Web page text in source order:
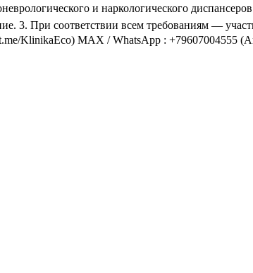
и наркологического
3. При соответствии всем требованиям —
(t.me/KlinikaEco) MAX / WhatsApp : +79607004555